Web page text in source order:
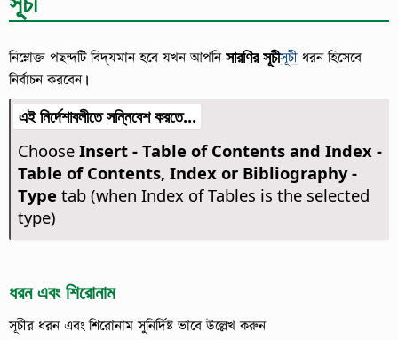
নিম্নোক্ত পছন্দটি বিদ্যমান হবে যখন আপনিসারণির সূচীসূচী ধরন হিসেবে
নির্বাচন করবেন।
এই নির্দেশাবলীতে সন্নিবেশ করতে...
Choose Insert - Table of Contents and Index -
Table of Contents, Index or Bibliography -
Type tab (when Index of Tables is the selected
type)
ধরন এবং শিরোনাম
সূচীর ধরন এবং শিরোনাম সুনির্দিষ্ট ভাবে উল্লেখ করুন